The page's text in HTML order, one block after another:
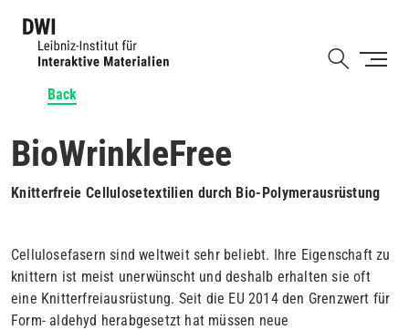
Back
BioWrinkleFree
Knitterfreie Cellulosetextilien durch Bio-Polymerausrüstung
Cellulosefasern sind weltweit sehr beliebt. Ihre Eigenschaft zu
knittern ist meist unerwünscht und deshalb erhalten sie oft
eine Knitterfreiausrüstung. Seit die EU 2014 den Grenzwert für
Form- aldehyd herabgesetzt hat müssen neue